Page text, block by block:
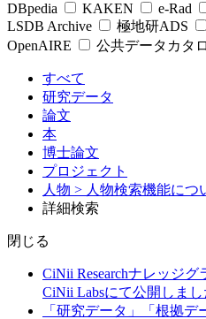
DBpedia
KAKEN e-Rad
LSDB Archive
極地研ADS
OpenAIRE
公共データカタ
すべて
研究データ
論文
本
博士論文
プロジェクト
人物 > 人物検索機能につ
詳細検索
閉じる
CiNii Researchナレッジ
CiNii Labsにて公開しまし
「研究データ」「根拠